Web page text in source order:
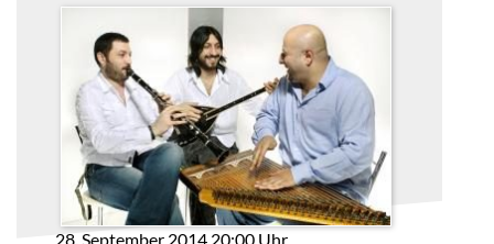
28. September 2014 20:00 Uhr